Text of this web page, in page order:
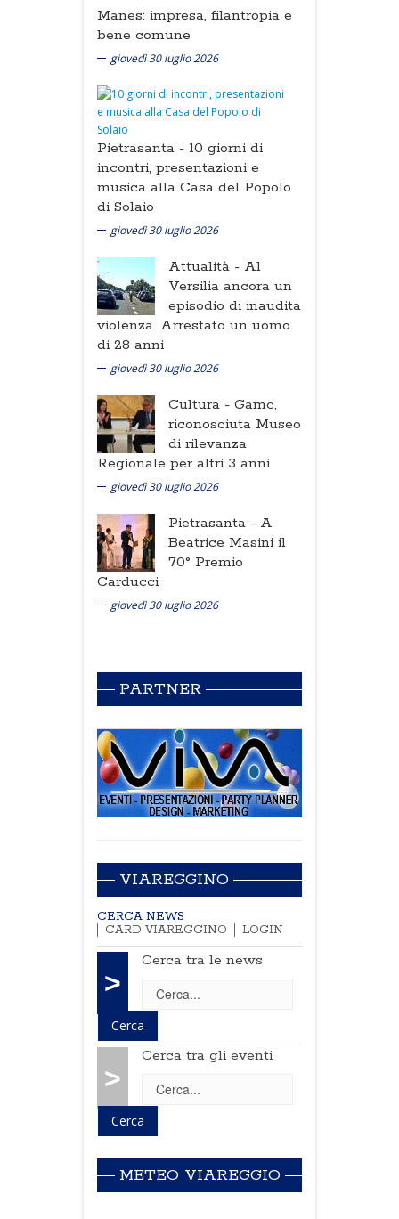
Manes: impresa, filantropia e
bene comune
giovedì 30 luglio 2026
Pietrasanta - 10 giorni di
incontri, presentazioni e
musica alla Casa del Popolo
di Solaio
giovedì 30 luglio 2026
Attualità - Al
Versilia ancora un
episodio di inaudita
violenza. Arrestato un uomo
di 28 anni
giovedì 30 luglio 2026
Cultura - Gamc,
riconosciuta Museo
di rilevanza
Regionale per altri 3 anni
giovedì 30 luglio 2026
Pietrasanta - A
Beatrice Masini il
70° Premio
Carducci
giovedì 30 luglio 2026
PARTNER
VIAREGGINO
CERCA NEWS
CARD VIAREGGINO
LOGIN
>
Cerca tra le news
>
Cerca tra gli eventi
METEO VIAREGGIO